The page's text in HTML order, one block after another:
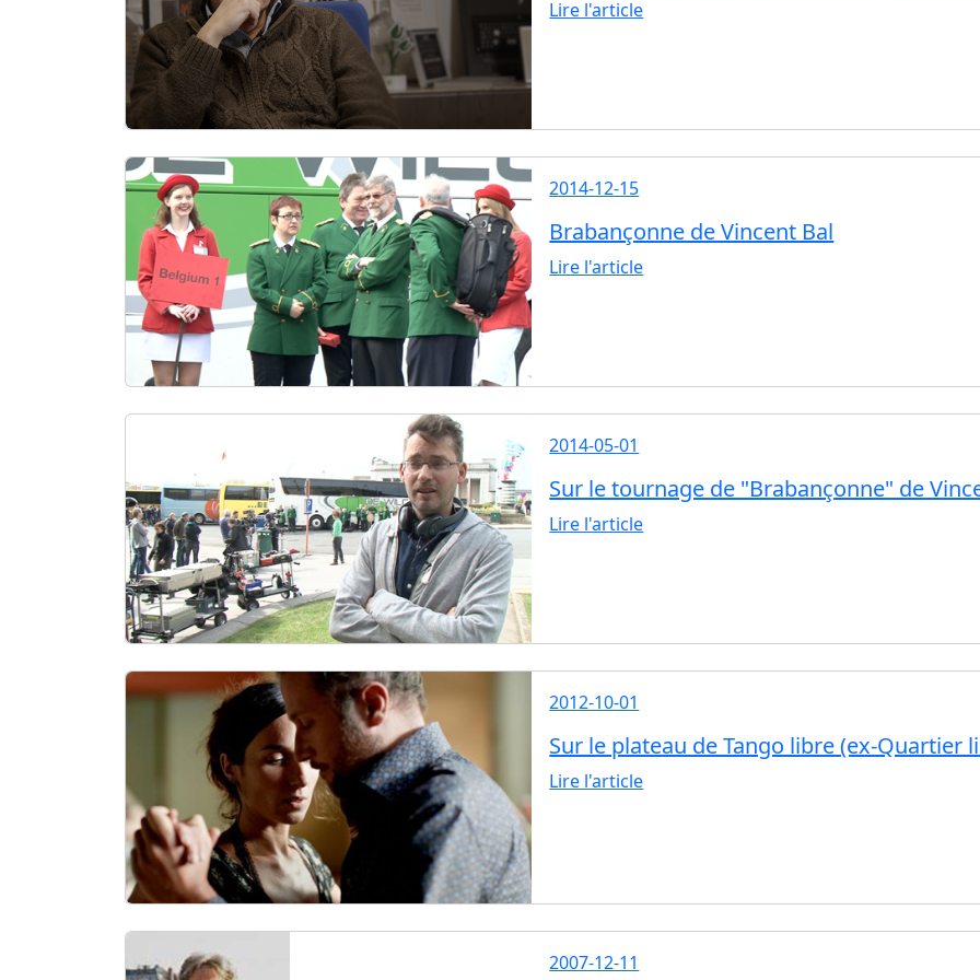
Lire l'article
2014-12-15
Brabançonne de Vincent Bal
Lire l'article
2014-05-01
Sur le tournage de "Brabançonne" de
Lire l'article
2012-10-01
Sur le plateau de Tango libre (ex-Quartier
Lire l'article
2007-12-11